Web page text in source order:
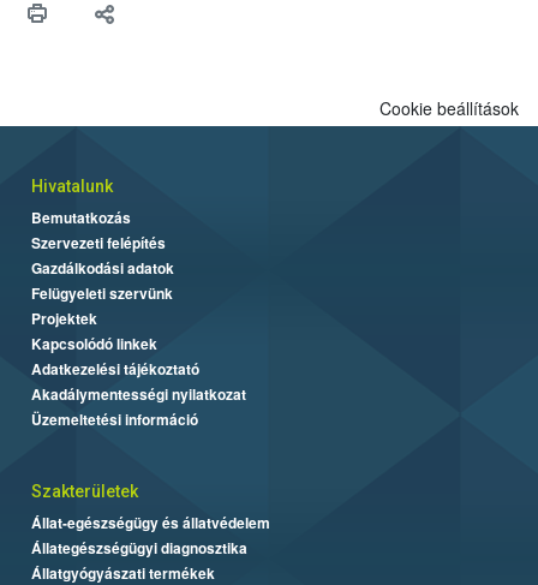
felhasználók számára is elérhető és ökológiai termesztésben is
Cookie beállítások
Hivatalunk
Bemutatkozás
Szervezeti felépítés
Gazdálkodási adatok
Felügyeleti szervünk
Projektek
Kapcsolódó linkek
Adatkezelési tájékoztató
Akadálymentességi nyilatkozat
Üzemeltetési információ
Szakterületek
Állat-egészségügy és állatvédelem
Állategészségügyi diagnosztika
Állatgyógyászati termékek